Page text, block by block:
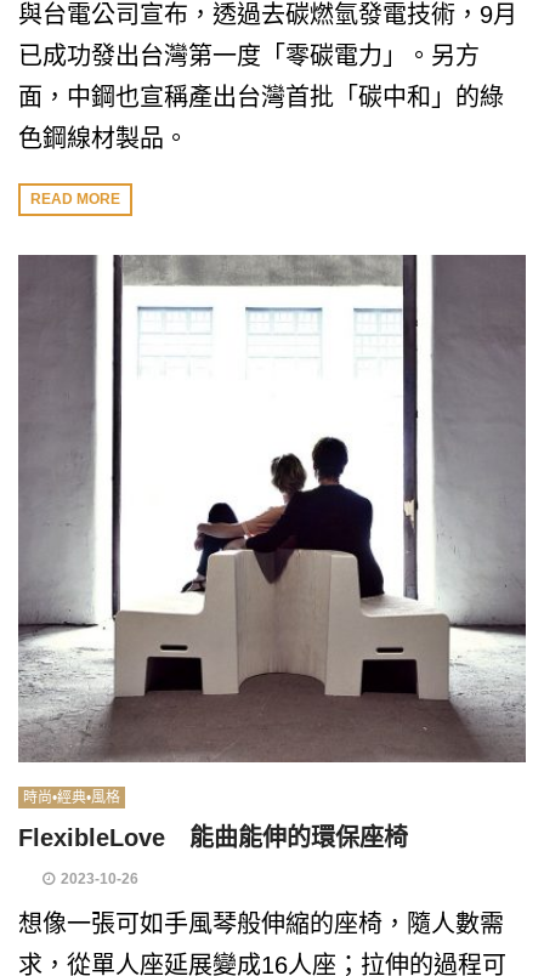
與台電公司宣布，透過去碳燃氫發電技術，9月
已成功發出台灣第一度「零碳電力」。另方
面，中鋼也宣稱產出台灣首批「碳中和」的綠
色鋼線材製品。
READ MORE
時尚•經典•風格
FlexibleLove 能曲能伸的環保座椅
2023-10-26
想像一張可如手風琴般伸縮的座椅，隨人數需
求，從單人座延展變成16人座；拉伸的過程可